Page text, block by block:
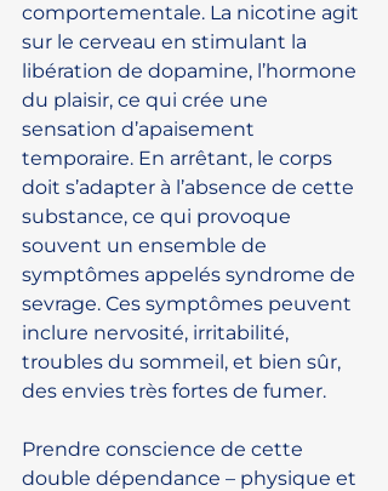
comportementale. La nicotine agit
sur le cerveau en stimulant la
libération de dopamine, l’hormone
du plaisir, ce qui crée une
sensation d’apaisement
temporaire. En arrêtant, le corps
doit s’adapter à l’absence de cette
substance, ce qui provoque
souvent un ensemble de
symptômes appelés syndrome de
sevrage. Ces symptômes peuvent
inclure nervosité, irritabilité,
troubles du sommeil, et bien sûr,
des envies très fortes de fumer.
Prendre conscience de cette
double dépendance – physique et